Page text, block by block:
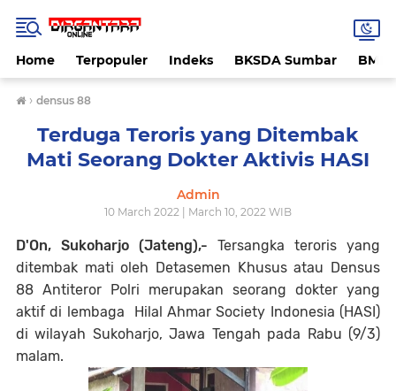
Home Terpopuler Indeks BKSDA Sumbar
› densus 88
Terduga Teroris yang Ditembak
Mati Seorang Dokter Aktivis HASI
Admin
10 March 2022 | March 10, 2022 WIB
D'On, Sukoharjo (Jateng),- Tersangka teroris yang
ditembak mati oleh Detasemen Khusus atau Densus
88 Antiteror Polri merupakan seorang dokter yang
aktif di lembaga Hilal Ahmar Society Indonesia (HASI)
di wilayah Sukoharjo, Jawa Tengah pada Rabu (9/3)
malam.